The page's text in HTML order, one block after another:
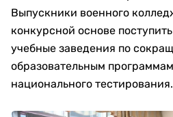
Выпускники военного
конкурсной основе
учебные заведения по
образовательным
национального тестирования.